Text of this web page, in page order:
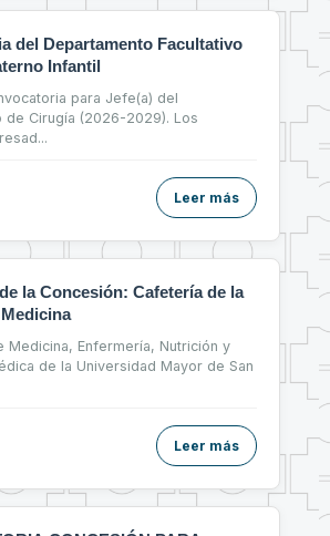
del Departamento Facultativo
Infantil
para Jefe(a) del
de Cirugía (2026-2029). Los
...
Leer más
la Concesión: Cafetería de la
Medicina, Enfermería, Nutrición y
de la Universidad Mayor de San
Leer más